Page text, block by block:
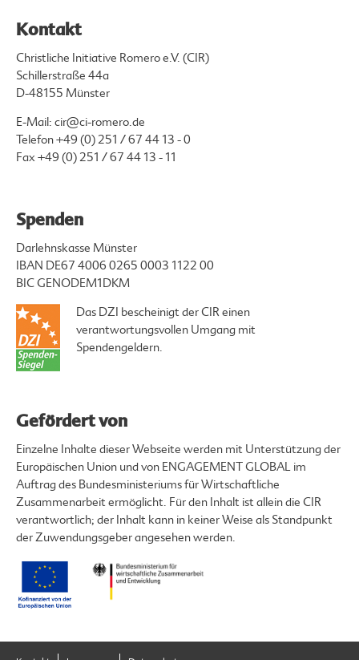
Kontakt
Christliche Initiative Romero e.V. (CIR)
Schillerstraße 44a
D-48155 Münster
E-Mail: cir@ci-romero.de
Telefon+49 (0) 251 / 67 44 13 - 0
Fax +49 (0) 251 / 67 44 13 - 11
Spenden
Darlehnskasse Münster
IBAN DE67 4006 0265 0003 1122 00
BIC GENODEM1DKM
Das DZI bescheinigt der CIR einen
verantwortungsvollen Umgang mit
Spendengeldern.
Gefördert von
Einzelne Inhalte dieser Webseite werden mit Unterstützung der
Europäischen Union und von ENGAGEMENT GLOBAL im
Auftrag des Bundesministeriums für Wirtschaftliche
Zusammenarbeit ermöglicht. Für den Inhalt ist allein die CIR
verantwortlich; der Inhalt kann in keiner Weise als Standpunkt
der Zuwendungsgeber angesehen werden.